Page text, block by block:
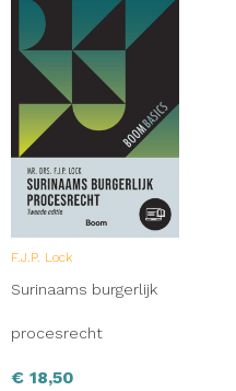
F.J.P. Lock
Surinaams burgerlijk
procesrecht
€ 18,50